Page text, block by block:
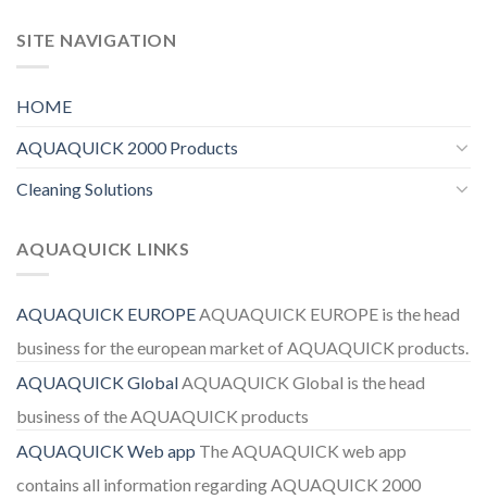
SITE NAVIGATION
HOME
AQUAQUICK 2000 Products
Cleaning Solutions
AQUAQUICK LINKS
AQUAQUICK EUROPEAQUAQUICK EUROPE is the head
business for the european market of AQUAQUICK products.
AQUAQUICK GlobalAQUAQUICK Global is the head
business of the AQUAQUICK products
AQUAQUICK Web app The AQUAQUICK web app
contains all information regarding AQUAQUICK 2000